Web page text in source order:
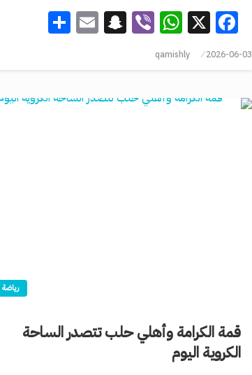
Facebook
X
WhatsApp
Viber
Snapchat
Email
2026-06-03
qamishly
رياضة
قمة الكرامة وأهلي حلب تتصدر الساحة
الكروية اليوم